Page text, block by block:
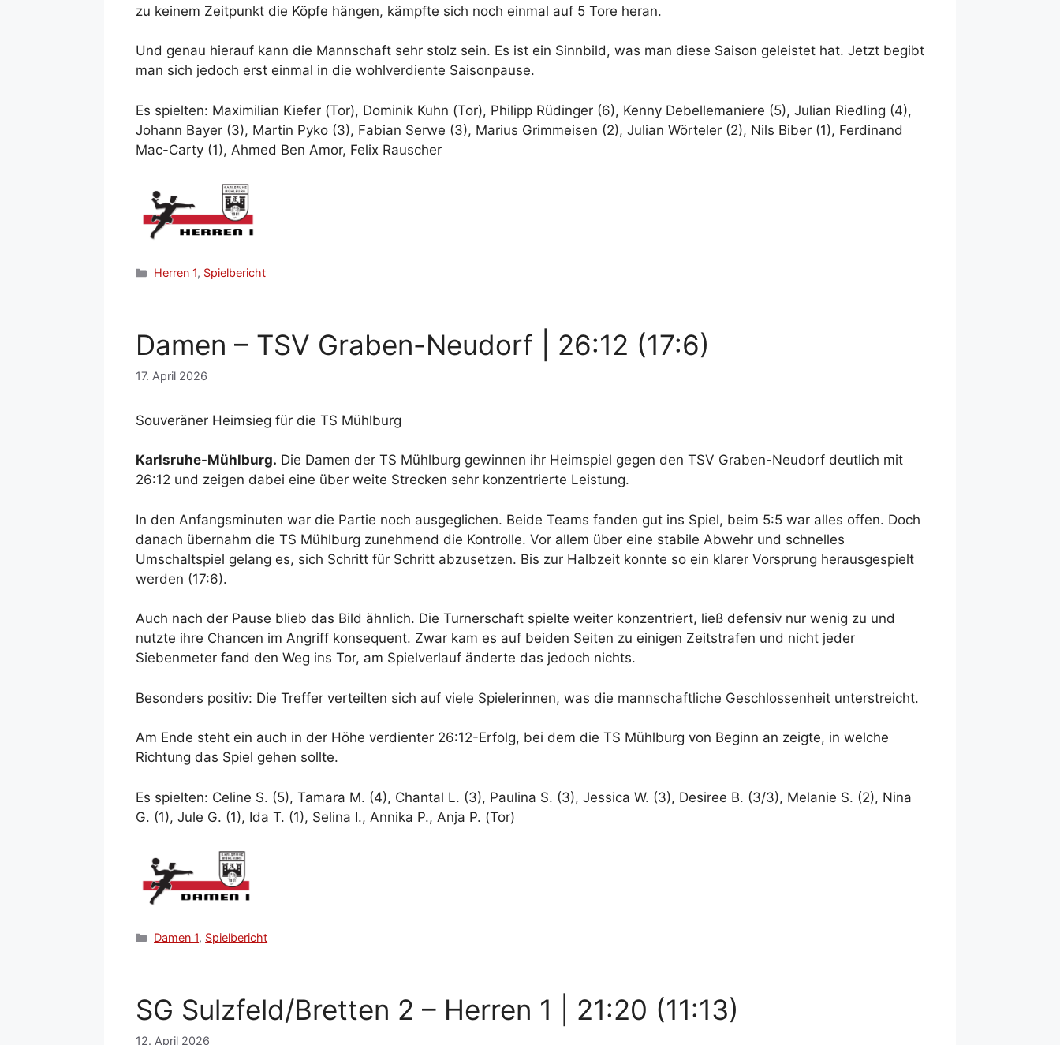
zu keinem Zeitpunkt die Köpfe hängen, kämpfte sich noch einmal auf 5 Tore heran.
Und genau hierauf kann die Mannschaft sehr stolz sein. Es ist ein Sinnbild, was man diese Saison geleistet hat. Jetzt begibt
man sich jedoch erst einmal in die wohlverdiente Saisonpause.
Es spielten: Maximilian Kiefer (Tor), Dominik Kuhn (Tor), Philipp Rüdinger (6), Kenny Debellemaniere (5), Julian Riedling (4),
Johann Bayer (3), Martin Pyko (3), Fabian Serwe (3), Marius Grimmeisen (2), Julian Wörteler (2), Nils Biber (1), Ferdinand
Mac-Carty (1), Ahmed Ben Amor, Felix Rauscher
Kategorien
Herren 1, Spielbericht
Damen – TSV Graben-Neudorf | 26:12 (17:6)
17. April 2026
Souveräner Heimsieg für die TS Mühlburg
Karlsruhe-Mühlburg. Die Damen der TS Mühlburg gewinnen ihr Heimspiel gegen den TSV Graben-Neudorf deutlich mit
26:12 und zeigen dabei eine über weite Strecken sehr konzentrierte Leistung.
In den Anfangsminuten war die Partie noch ausgeglichen. Beide Teams fanden gut ins Spiel, beim 5:5 war alles offen. Doch
danach übernahm die TS Mühlburg zunehmend die Kontrolle. Vor allem über eine stabile Abwehr und schnelles
Umschaltspiel gelang es, sich Schritt für Schritt abzusetzen. Bis zur Halbzeit konnte so ein klarer Vorsprung herausgespielt
werden (17:6).
Auch nach der Pause blieb das Bild ähnlich. Die Turnerschaft spielte weiter konzentriert, ließ defensiv nur wenig zu und
nutzte ihre Chancen im Angriff konsequent. Zwar kam es auf beiden Seiten zu einigen Zeitstrafen und nicht jeder
Siebenmeter fand den Weg ins Tor, am Spielverlauf änderte das jedoch nichts.
Besonders positiv: Die Treffer verteilten sich auf viele Spielerinnen, was die mannschaftliche Geschlossenheit unterstreicht.
Am Ende steht ein auch in der Höhe verdienter 26:12-Erfolg, bei dem die TS Mühlburg von Beginn an zeigte, in welche
Richtung das Spiel gehen sollte.
Es spielten: Celine S. (5), Tamara M. (4), Chantal L. (3), Paulina S. (3), Jessica W. (3), Desiree B. (3/3), Melanie S. (2), Nina
G. (1), Jule G. (1), Ida T. (1), Selina I., Annika P., Anja P. (Tor)
Kategorien
Damen 1, Spielbericht
SG Sulzfeld/Bretten 2 – Herren 1 | 21:20 (11:13)
12. April 2026